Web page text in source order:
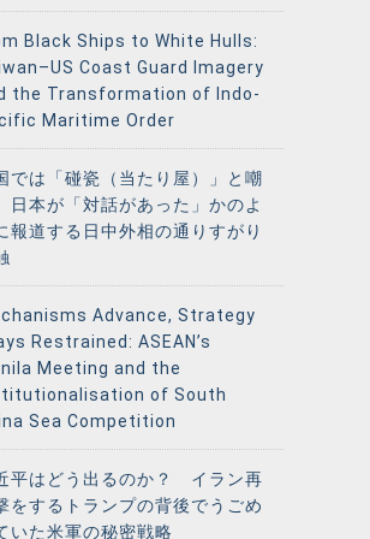
Black Ships to White Hulls:
Coast Guard Imagery
the Transformation of Indo-
Maritime Order
では「碰瓷（当たり屋）」と嘲
本が「対話があった」かのよ
報道する日中外相の通りすがり
Advance, Strategy
Restrained: ASEAN’s
Meeting and the
of South
Sea Competition
平はどう出るのか？ イラン再
をするトランプの背後でうごめ
いた米軍の秘密戦略